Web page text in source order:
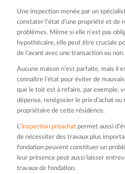
Une inspection menée par un
constater l’état d’une propriété et de
problèmes. Même si elle n’est pas
hypothécaire, elle peut être cruciale
de l’avant avec une transaction ou non.
Aucune maison n’est parfaite, mais il
connaître l’état pour éviter de
que le toit est à refaire, par exemple,
dépense, renégocier le prix d’achat
propriétaire de cette résidence.
L’inspection préachatpermet aussi
de nécessiter des travaux plus
fondation peuvent constituer un
leur présence peut aussi laisser
travaux de fondation.